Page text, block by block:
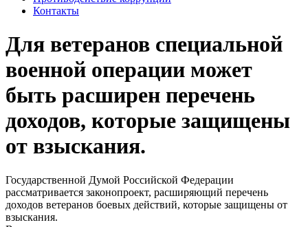
Контакты
Для ветеранов специальной
военной операции может
быть расширен перечень
доходов, которые защищены
от взыскания.
Государственной Думой Российской Федерации
рассматривается законопроект, расширяющий перечень
доходов ветеранов боевых действий, которые защищены от
взыскания.